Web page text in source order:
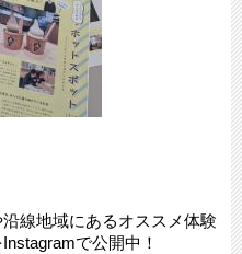
線地域にあるオススメ体験
で公開中！